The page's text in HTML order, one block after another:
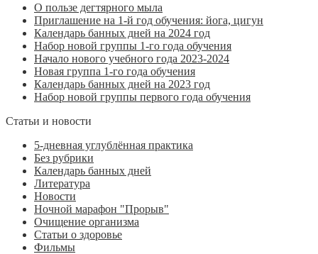
О пользе дегтярного мыла
Приглашение на 1-й год обучения: йога, цигун
Календарь банных дней на 2024 год
Набор новой группы 1-го года обучения
Начало нового учебного года 2023-2024
Новая группа 1-го года обучения
Календарь банных дней на 2023 год
Набор новой группы первого года обучения
Статьи и новости
5-дневная углублённая практика
Без рубрики
Календарь банных дней
Литература
Новости
Ночной марафон "Прорыв"
Очищение организма
Статьи о здоровье
Фильмы